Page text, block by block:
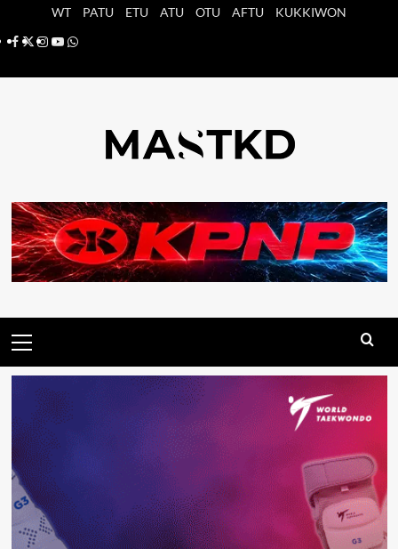
WT PATU ETU ATU OTU AFTU
KUKKIWON
Facebook
X Instagram
YouTube
Whatsapp
principal